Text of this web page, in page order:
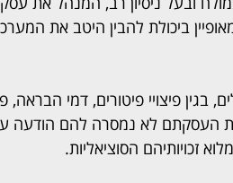
ביכולת להבין היטב את
עתרו לקבלת סכום כולל של 395,830 שקלים, בגין פיצויי פיטורים,
העסקתם לא נמסרה להם הודעה
זכויותיהם הסוציאליות.